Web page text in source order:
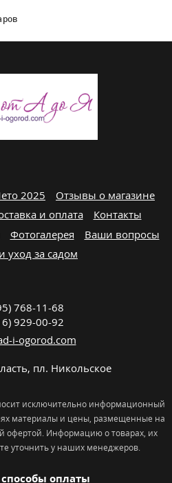
2025
Отзывы о магазине
и оплата
Контакты
Фотогалерея
Ваши вопросы
уход за садом
оплаты
768-11-68
929-00-92
i-ogorod.com
, пл. Никольcкое
исключительно информационный
материалы и цены, размещенные на
офертой. Информацию о товарах, их
уточнить у наших менеджеров.